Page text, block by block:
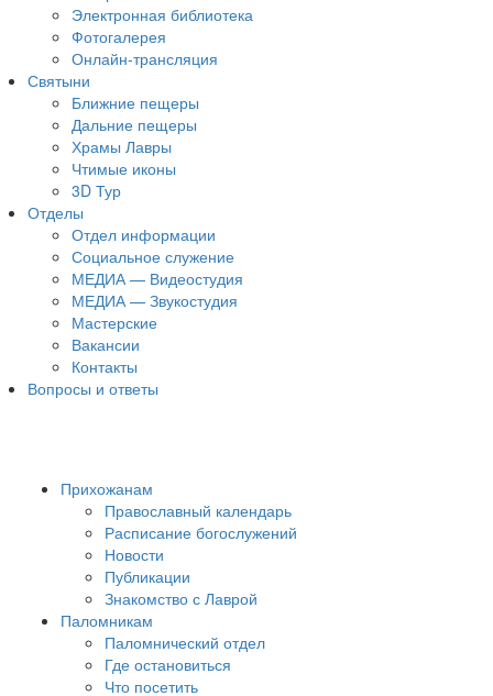
Электронная библиотека
Фотогалерея
Онлайн-трансляция
Святыни
Ближние пещеры
Дальние пещеры
Храмы Лавры
Чтимые иконы
3D Тур
Отделы
Отдел информации
Социальное служение
МЕДИА — Видеостудия
МЕДИА — Звукостудия
Мастерские
Вакансии
Контакты
Вопросы и ответы
Прихожанам
Православный календарь
Расписание богослужений
Новости
Публикации
Знакомство с Лаврой
Паломникам
Паломнический отдел
Где остановиться
Что посетить